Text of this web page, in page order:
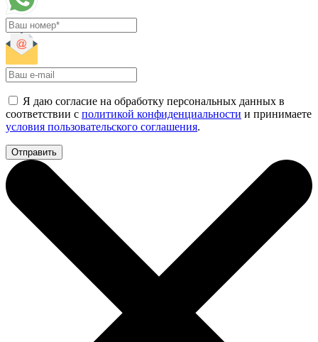
Я даю согласие на обработку персональных данных в
соответствии с политикой конфиденциальности и принимаете
условия пользовательского соглашения.